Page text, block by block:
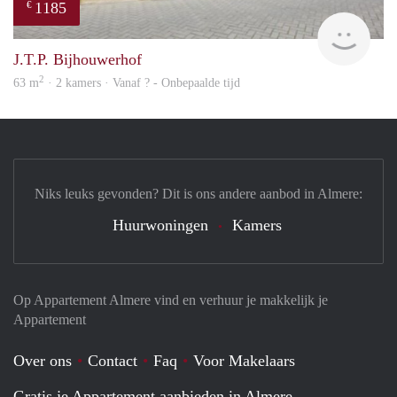
€ 1185
rent
J.T.P. Bijhouwerhof
63 m2 · 2 kamers · Vanaf ? - Onbepaalde tijd
Op Appartement Almere vind en verhuur je makkelijk je
Appartement
Over ons Contact Faq
Voor Makelaars
Niks leuks gevonden? Dit is ons andere aanbod in Almere:
Huurwoningen Kamers